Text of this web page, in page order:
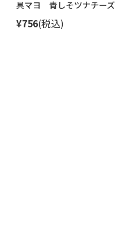
具マヨ 青しそツナチーズ
¥756(税込)